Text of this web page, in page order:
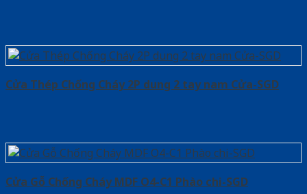
Cửa Thép Chống Cháy 2P dung 2 tay nam Cửa-SGD
Cửa Gỗ Chống Cháy MDF O4-C1 Phào chi-SGD